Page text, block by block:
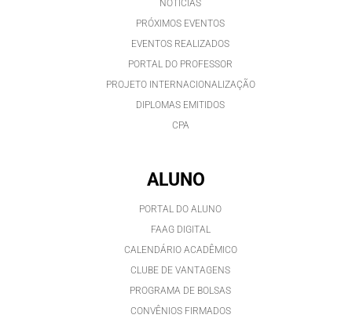
NOTÍCIAS
PRÓXIMOS EVENTOS
EVENTOS REALIZADOS
PORTAL DO PROFESSOR
PROJETO INTERNACIONALIZAÇÃO
DIPLOMAS EMITIDOS
CPA
ALUNO
PORTAL DO ALUNO
FAAG DIGITAL
CALENDÁRIO ACADÊMICO
CLUBE DE VANTAGENS
PROGRAMA DE BOLSAS
CONVÊNIOS FIRMADOS